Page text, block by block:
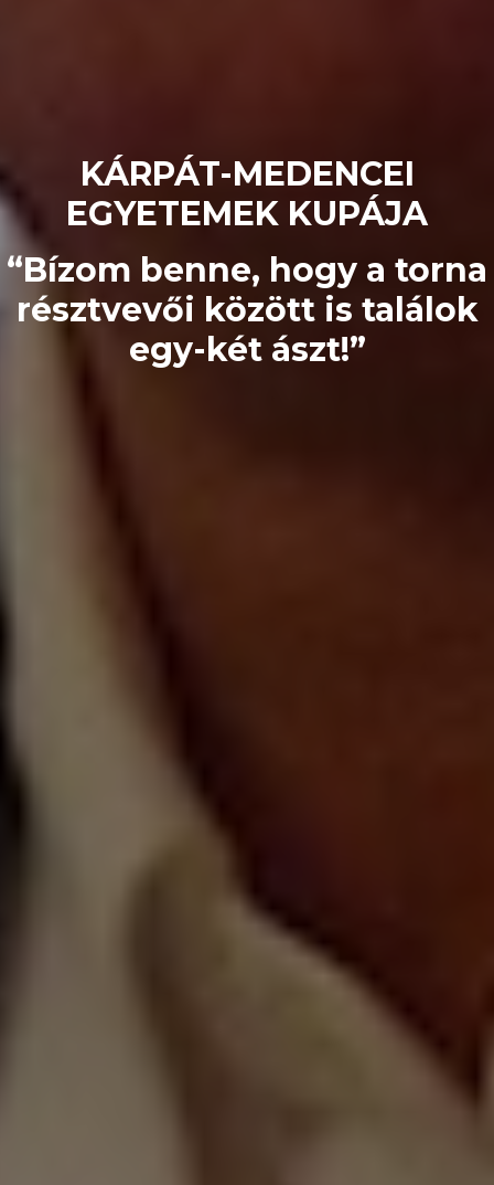
KÁRPÁT-MEDENCEI
EGYETEMEK KUPÁJA
“Bízom benne, hogy a torna
résztvevői között is találok
egy-két ászt!”